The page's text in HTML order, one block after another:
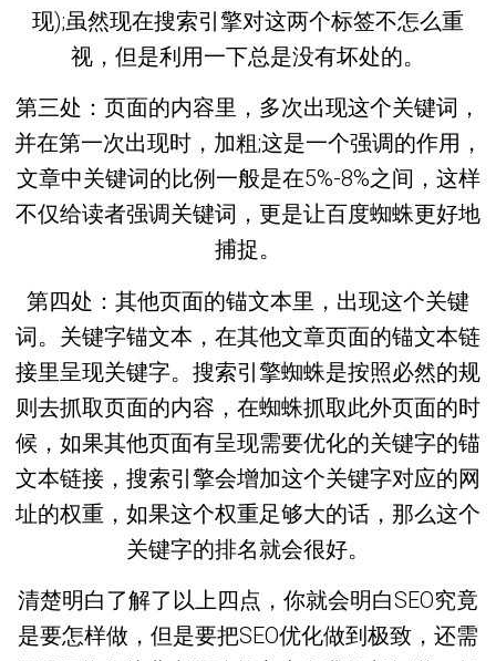
现);虽然现在搜索引擎对这两个标签不怎么重
视，但是利用一下总是没有坏处的。
第三处：页面的内容里，多次出现这个关键词，
并在第一次出现时，加粗;这是一个强调的作用，
文章中关键词的比例一般是在5%-8%之间，这样
不仅给读者强调关键词，更是让百度蜘蛛更好地
捕捉。
第四处：其他页面的锚文本里，出现这个关键
词。关键字锚文本，在其他文章页面的锚文本链
接里呈现关键字。搜索引擎蜘蛛是按照必然的规
则去抓取页面的内容，在蜘蛛抓取此外页面的时
候，如果其他页面有呈现需要优化的关键字的锚
文本链接，搜索引擎会增加这个关键字对应的网
址的权重，如果这个权重足够大的话，那么这个
关键字的排名就会很好。
清楚明白了解了以上四点，你就会明白SEO究竟
是要怎样做，但是要把SEO优化做到极致，还需